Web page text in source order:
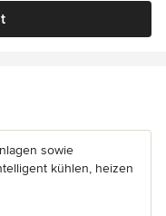
sowie
kühlen, heizen